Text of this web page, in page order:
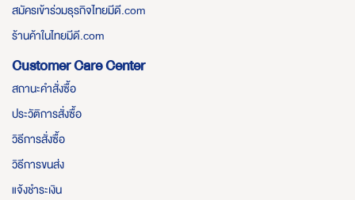
สมัครเข้าร่วมธุรกิจไทยมีดี.com
ร้านค้าในไทยมีดี.com
Customer Care Center
สถานะคำสั่งซื้อ
ประวัติการสั่งซื้อ
วิธีการสั่งซื้อ
วิธีการขนส่ง
แจ้งชำระเงิน